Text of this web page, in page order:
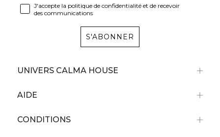
J'accepte la politique de confidentialité et de recevoir
des communications
S'ABONNER
UNIVERS CALMA HOUSE
AIDE
CONDITIONS